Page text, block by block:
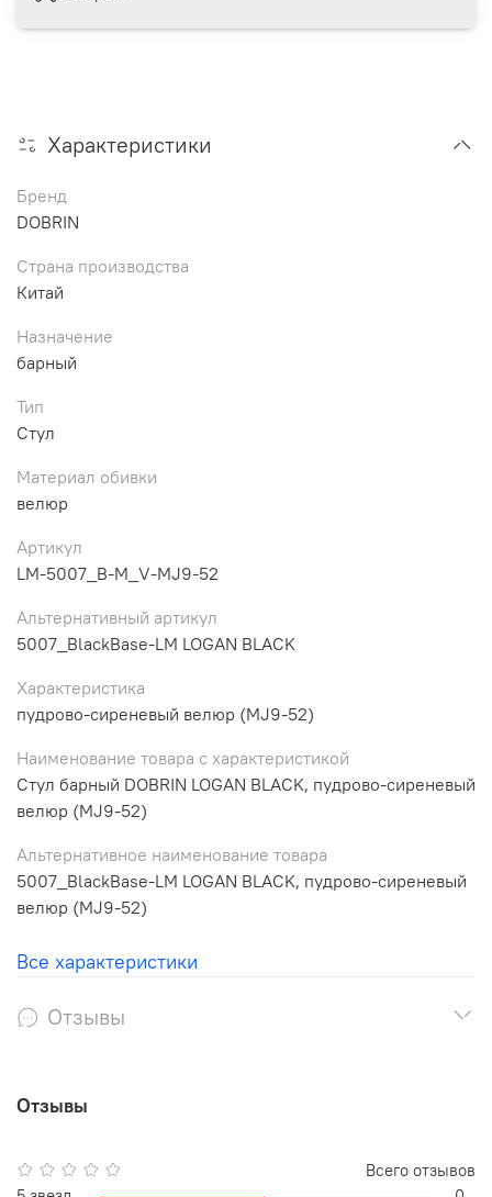
Характеристики
Бренд
DOBRIN
Страна производства
Китай
Назначение
барный
Тип
Стул
Материал обивки
велюр
Артикул
LM-5007_B-M_V-MJ9-52
Альтернативный артикул
5007_BlackBase-LM LOGAN BLACK
Характеристика
пудрово-сиреневый велюр (MJ9-52)
Наименование товара с характеристикой
Стул барный DOBRIN LOGAN BLACK, пудрово-сиреневый
велюр (MJ9-52)
Альтернативное наименование товара
5007_BlackBase-LM LOGAN BLACK, пудрово-сиреневый
велюр (MJ9-52)
Все характеристики
Отзывы
Отзывы
Всего отзывов